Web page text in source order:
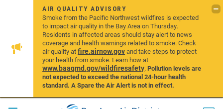
AIR QUALITY ADVISORY
Smoke from the Pacific Northwest wildfires is expected
to impact air quality in the Bay Area on Thursday.
Residents in affected areas should stay alert to news
coverage and health warnings related to smoke. Check
air quality atfire.airnow.govand take steps to protect
your health from smoke. Learn how at
www.baaqmd.gov/wildfiresafety.Pollution levels are
not expected to exceed the national 24-hour health
standard. A Spare the Air Alert is not in effect.